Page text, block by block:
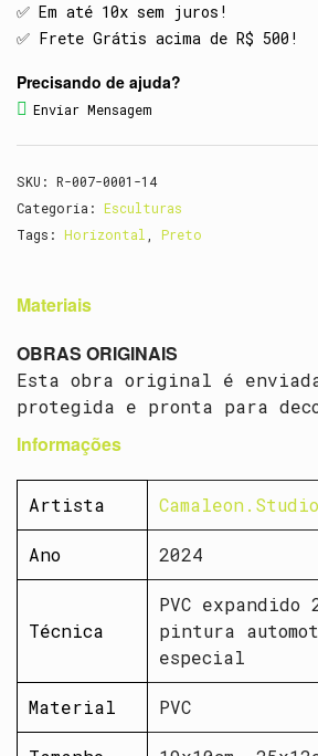
✅️ Em até 10x sem juros!
✅️ Frete Grátis acima de R$ 500!
Precisando de ajuda?
Enviar Mensagem
SKU: R-007-0001-14
Categoria: Esculturas
Tags: Horizontal Preto
Materiais
OBRAS ORIGINAIS
Esta obra original é enviada
protegida e pronta para
Informações
Artista Camaleon.Studio
Ano 2024
Técnica
PVC expandido
pintura
especial
Material PVC